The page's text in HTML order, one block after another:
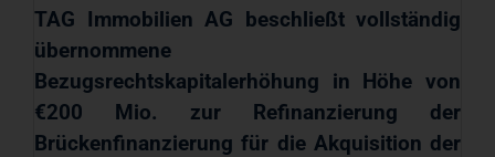
TAG Immobilien AG beschließt vollständig
übernommene
Bezugsrechtskapitalerhöhung in Höhe von
€200 Mio.
zur Refinanzierung der
Brückenfinanzierung für die Akquisition der